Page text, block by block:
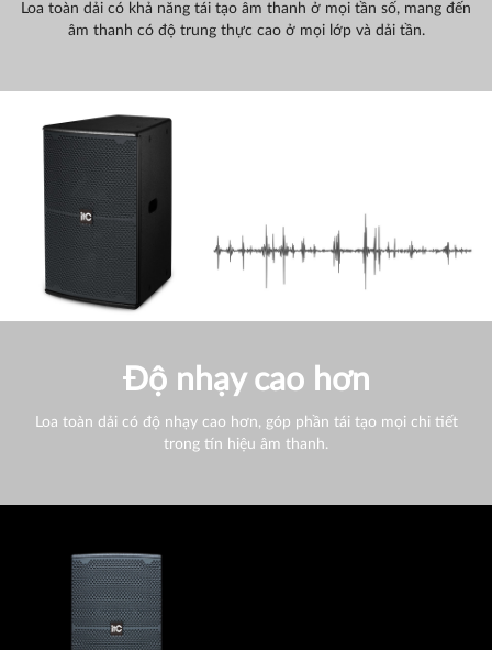
Loa toàn dải có khả năng tái tạo âm thanh ở mọi tần số, mang đến
âm thanh có độ trung thực cao ở mọi lớp và dải tần.
Độ nhạy cao hơn
Loa toàn dải có độ nhạy cao hơn, góp phần tái tạo mọi chi tiết
trong tín hiệu âm thanh.